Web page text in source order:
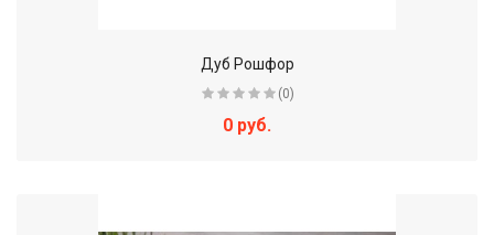
Дуб Рошфор
(0)
0 руб.